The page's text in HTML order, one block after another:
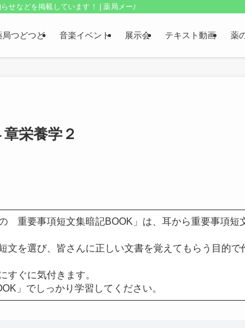
などを掲載しています！ | 薬局メールボックス・上野和夫のつどつど
局つどつど 音楽イベント 展示会 テキスト動画 薬
栄養学２
要事項短文集暗記BOOK」は、耳から重要事項短
文を選び、皆さんに正しい文書を覚えてもらう目的で
すぐに気付きます。
」でしっかり学習してください。